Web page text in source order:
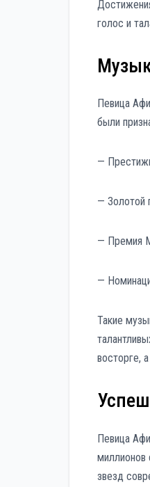
голос и
Певица
были
—
— Золотой
— Премия
—
Такие
восторге,
Певица
миллионов
звезд